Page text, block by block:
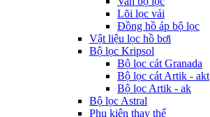
Lõi lọc vải
Đồng hồ áp bộ lọc
Vật liệu lọc hồ bơi
Bộ lọc Kripsol
Bộ lọc cát Granada
Bộ lọc cát Artik - akt
Bộ lọc Artik - ak
Bộ lọc Astral
Phụ kiện thay thế